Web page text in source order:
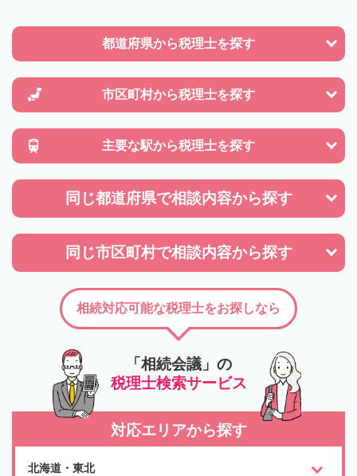
都道府県から税理士を探す
市区町村から税理士を探す
主要な駅から税理士を探す
同じ都道府県で相談内容から探す
同じ市区町村で相談内容から探す
「相続会議」の
税理士検索サービス
相続対応可能な税理士をお探しなら
対応エリアから探す
北海道・東北